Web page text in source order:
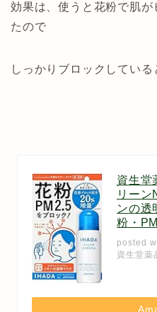
効果は、使うと花粉で肌
たので
しっかりブロックしている
資生堂
リーン
ンの透
粉・
posted
資生堂